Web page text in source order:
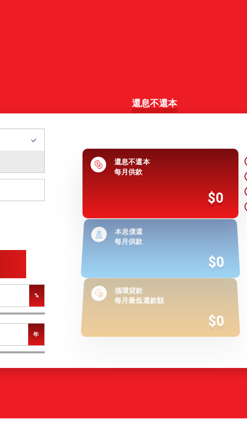
%
年
還息不還本
還息不還本
每月供款
$0
本息償還
每月供款
$0
循環貸款
每月最低還款額
$0